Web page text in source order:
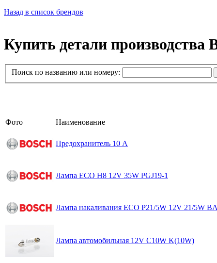
Назад в список брендов
Купить детали производства
Поиск по названию или номеру:
Фото Наименование
Предохранитель 10 A
Лампа ECO H8 12V 35W PGJ19-1
Лампа накаливания ECO P21/5W 12V 21/5W
Лампа автомобильная 12V C10W K(10W)